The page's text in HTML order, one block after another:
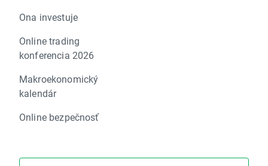
Ona investuje
Online trading
konferencia 2026
Makroekonomický
kalendár
Online bezpečnosť